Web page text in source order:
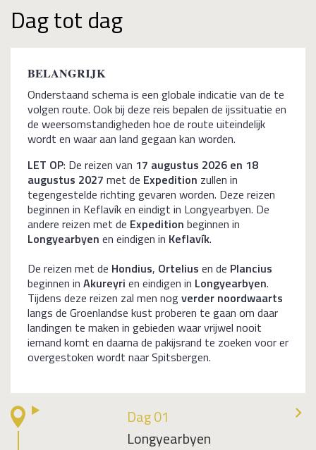
Dag tot dag
BELANGRIJK
Onderstaand schema is een globale indicatie van de te
volgen route. Ook bij deze reis bepalen de ijssituatie en
de weersomstandigheden hoe de route uiteindelijk
wordt en waar aan land gegaan kan worden.
LET OP: De reizen van 17 augustus 2026 en 18
augustus 2027 met de Expedition zullen in
tegengestelde richting gevaren worden. Deze reizen
beginnen in Keflavík en eindigt in Longyearbyen. De
andere reizen met de Expedition beginnen in
Longyearbyen en eindigen in Keflavík.
De reizen met de Hondius, Ortelius en de Plancius
beginnen in Akureyri en eindigen in Longyearbyen.
Tijdens deze reizen zal men nogverder noordwaarts
langs de Groenlandse kust proberen te gaan om daar
landingen te maken in gebieden waar vrijwel nooit
iemand komt en daarna de pakijsrand te zoeken voor er
overgestoken wordt naar Spitsbergen.
Dag 01
Longyearbyen